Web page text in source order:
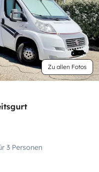
Zu allen Fotos
3 Personen